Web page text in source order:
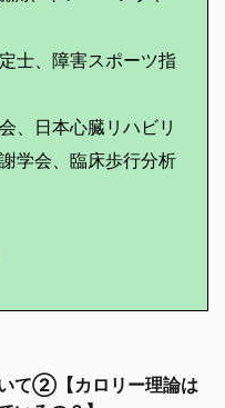
士、障害スポーツ指
、日本心臓リハビリ
学会、臨床歩行分析
て②【カロリー理論は